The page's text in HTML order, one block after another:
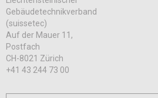
Gebäudetechnikverband
(suissetec)
Auf der Mauer 11,
Postfach
CH-8021 Zürich
+41 43 244 73 00